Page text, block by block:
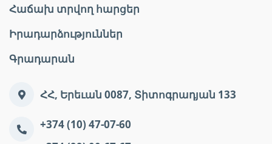
Հաճախ տրվող հարցեր
Իրադարձություններ
Գրադարան
ՀՀ, Երեւան 0087, Տիտոգրադյան 133
+374 (10) 47-07-60